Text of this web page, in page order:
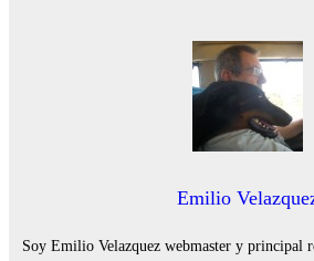
Emilio
Soy Emilio Velazquez webmaster y principal